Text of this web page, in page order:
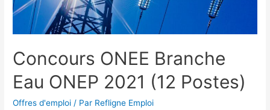
Concours ONEE Branche
Eau ONEP 2021 (12 Postes)
Offres d'emploi / Par Refligne Emploi